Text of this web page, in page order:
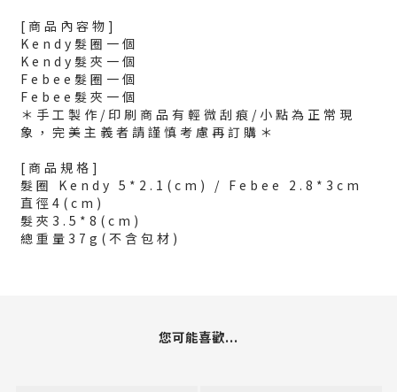
[商品內容物]
Kendy髮圈一個
Kendy髮夾一個
Febee髮圈一個
Febee髮夾一個
＊手工製作/印刷商品有輕微刮痕/小點為正常現
象，完美主義者請謹慎考慮再訂購＊
[商品規格]
髮圈 Kendy 5*2.1(cm) / Febee 2.8*3cm
直徑4(cm)
髮夾3.5*8(cm)
總重量37g(不含包材)
您可能喜歡...